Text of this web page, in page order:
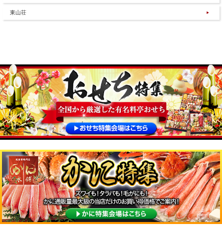
東山荘